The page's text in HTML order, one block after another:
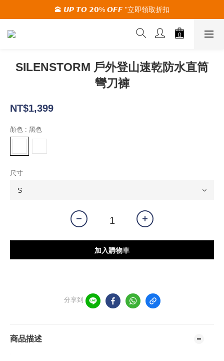
🚚夏季活動期間 滿2000限時免運🚚
🕋 𝙐𝙋 𝙏𝙊 𝟮𝟬% 𝙊𝙁𝙁 "立即領取折扣
🚚夏季活動期間 滿2000限時免運🚚
SILENSTORM 戶外登山速乾防水直筒
彎刀褲
NT$1,399
顏色 : 黑色
尺寸
加入購物車
分享到
商品描述